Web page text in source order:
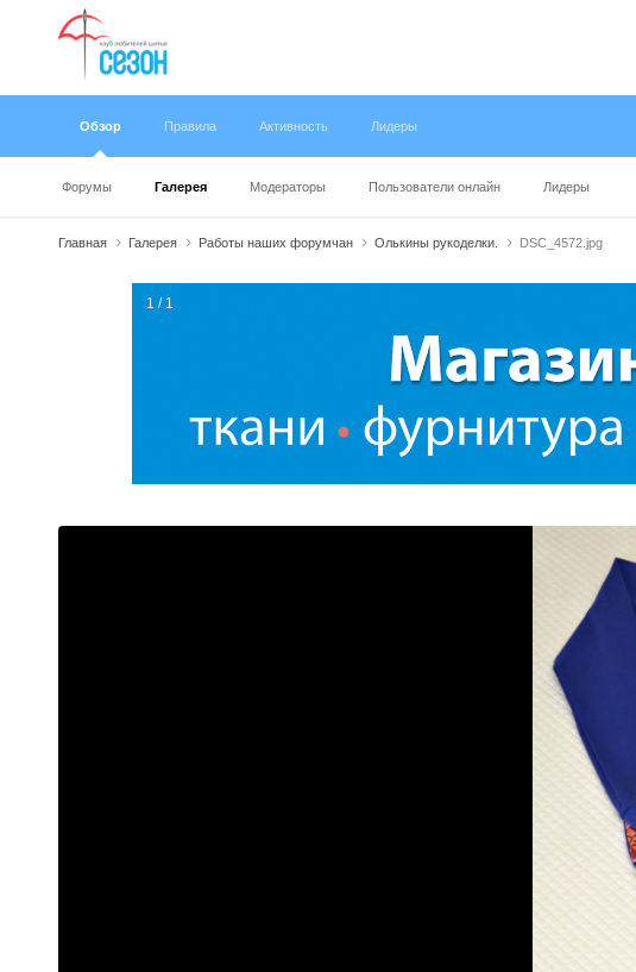
Обзор
Форумы Галерея Модераторы Пользователи онлайн Лидеры
Правила Активность Лидеры
Главная Галерея Работы наших форумчан Олькины рукоделки. DSC_4572.jpg
1 / 1